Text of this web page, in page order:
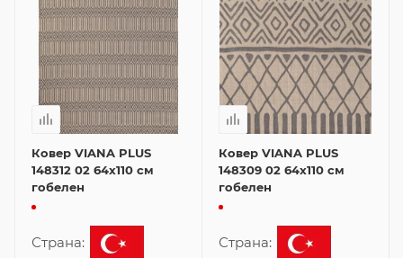
Ковер VIANA PLUS
148312 02 64x110 см
гобелен
Страна:
Ковер VIANA PLUS
148309 02 64x110 см
гобелен
Страна: